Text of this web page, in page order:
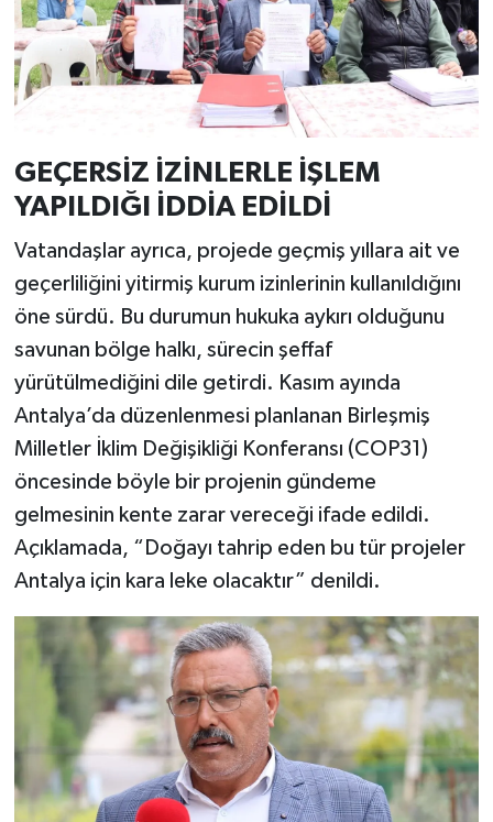
GEÇERSİZ İZİNLERLE İŞLEM
YAPILDIĞI İDDİA EDİLDİ
Vatandaşlar ayrıca, projede geçmiş yıllara ait ve
geçerliliğini yitirmiş kurum izinlerinin kullanıldığını
öne sürdü. Bu durumun hukuka aykırı olduğunu
savunan bölge halkı, sürecin şeffaf
yürütülmediğini dile getirdi. Kasım ayında
Antalya’da düzenlenmesi planlanan Birleşmiş
Milletler İklim Değişikliği Konferansı (COP31)
öncesinde böyle bir projenin gündeme
gelmesinin kente zarar vereceği ifade edildi.
Açıklamada, “Doğayı tahrip eden bu tür projeler
Antalya için kara leke olacaktır” denildi.